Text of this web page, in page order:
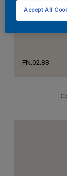
FN.02.88
Accept All